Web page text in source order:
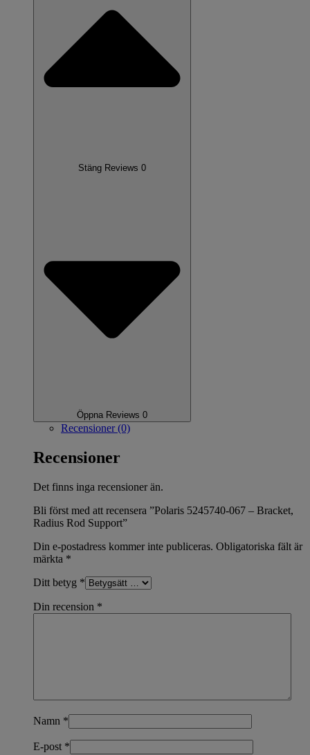
Stäng Reviews 0
Öppna Reviews 0
Recensioner (0)
Recensioner
Det finns inga recensioner än.
Bli först med att recensera ”Polaris 5245740-067 – Bracket,
Radius Rod Support”
Din e-postadress kommer inte publiceras. Obligatoriska fält är
märkta *
Ditt betyg *
Din recension *
Namn *
E-post *